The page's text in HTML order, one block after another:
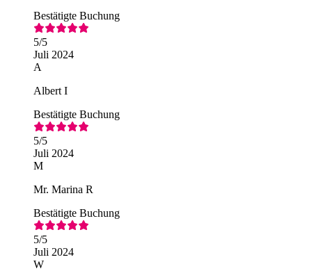
Bestätigte Buchung
5/5
Juli 2024
A
Albert I
Bestätigte Buchung
5/5
Juli 2024
M
Mr. Marina R
Bestätigte Buchung
5/5
Juli 2024
W